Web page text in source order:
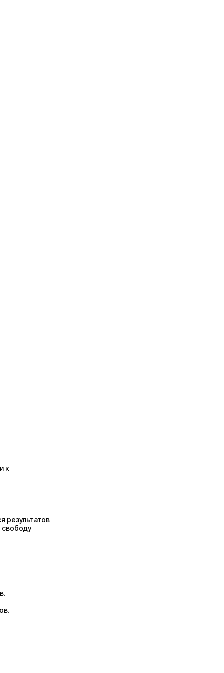
к
результатов
свободу